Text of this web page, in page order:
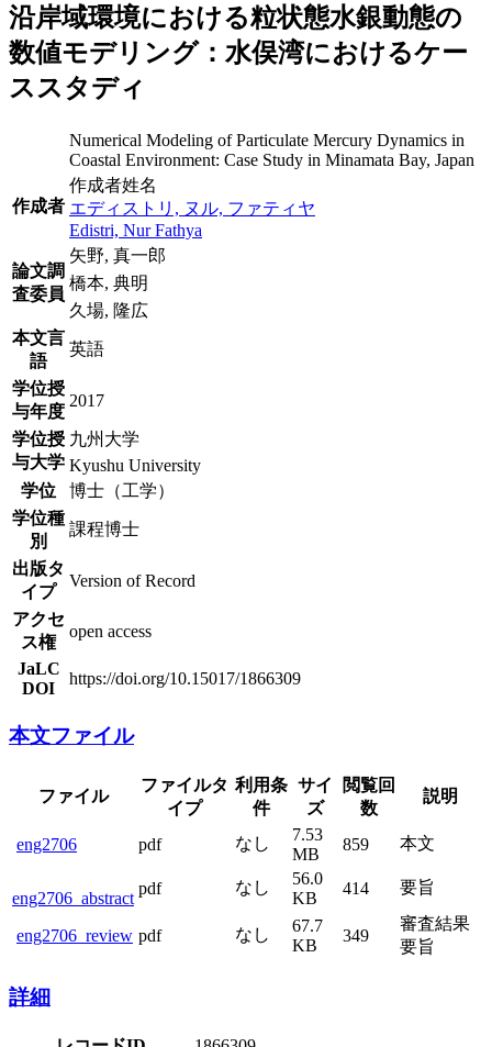
沿岸域環境における粒状態水銀動態の
数値モデリング：水俣湾におけるケー
ススタディ
Numerical Modeling of Particulate Mercury Dynamics in
Coastal Environment: Case Study in Minamata Bay, Japan
作成者
作成者姓名
エディストリ, ヌル, ファティヤ
Edistri, Nur Fathya
論文調
査委員
矢野, 真一郎
橋本, 典明
久場, 隆広
本文言
語
英語
学位授
与年度
2017
学位授
与大学
九州大学
Kyushu University
学位
博士（工学）
学位種
別
課程博士
出版タ
イプ
Version of Record
アクセ
ス権
open access
JaLC
DOI
https://doi.org/10.15017/1866309
本文ファイル
ファイル
ファイルタ
イプ
利用条
件
サイ
ズ
閲覧回
数
説明
eng2706 pdf なし
7.53
MB
859 本文
eng2706_abstract
pdf なし
56.0
KB
414 要旨
eng2706_review pdf なし
67.7
KB
349
審査結果
要旨
詳細